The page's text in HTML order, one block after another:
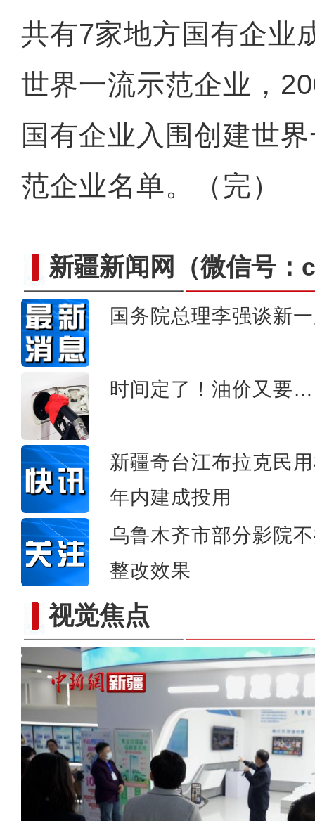
共有7家地方国有企业
世界一流示范企业，
国有企业入围创建世
范企业名单。（完）
新疆新闻网 （微信号
国务院总理李强谈新
时间定了！油价又要
新疆奇台江布拉克民
年内建成投用
乌鲁木齐市部分影院
整改效果
视觉焦点新疆吐鲁番杏花盛开十